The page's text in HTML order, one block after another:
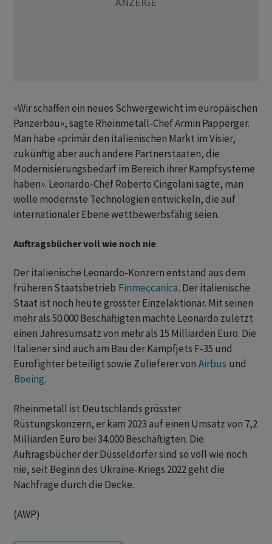
«Wir schaffen ein neues Schwergewicht im europäischen
Panzerbau», sagte Rheinmetall-Chef Armin Papperger.
Man habe «primär den italienischen Markt im Visier,
zukünftig aber auch andere Partnerstaaten, die
Modernisierungsbedarf im Bereich ihrer Kampfsysteme
haben». Leonardo-Chef Roberto Cingolani sagte, man
wolle modernste Technologien entwickeln, die auf
internationaler Ebene wettbewerbsfähig seien.
Auftragsbücher voll wie noch nie
Der italienische Leonardo-Konzern entstand aus dem
früheren Staatsbetrieb Finmeccanica. Der italienische
Staat ist noch heute grösster Einzelaktionär. Mit seinen
mehr als 50.000 Beschäftigten machte Leonardo zuletzt
einen Jahresumsatz von mehr als 15 Milliarden Euro. Die
Italiener sind auch am Bau der Kampfjets F-35 und
Eurofighter beteiligt sowie Zulieferer von Airbus und
Boeing.
Rheinmetall ist Deutschlands grösster
Rüstungskonzern, er kam 2023 auf einen Umsatz von 7,2
Milliarden Euro bei 34.000 Beschäftigten. Die
Auftragsbücher der Düsseldorfer sind so voll wie noch
nie, seit Beginn des Ukraine-Kriegs 2022 geht die
Nachfrage durch die Decke.
(AWP)